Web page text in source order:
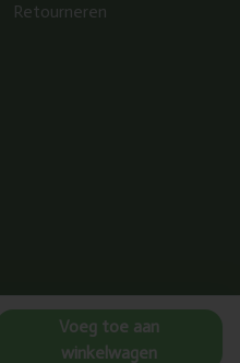
Voeg toe aan
winkelwagen
Retourneren